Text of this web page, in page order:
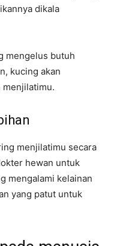
dikala
mengelus butuh
kucing akan
menjilatimu.
menjilatimu secara
hewan untuk
mengalami kelainan
yang patut untuk